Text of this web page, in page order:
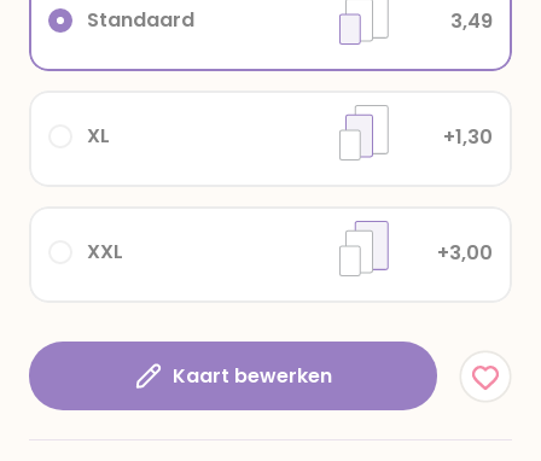
XXL +3,00
XL +1,30
Standaard 3,49
Kaart bewerken